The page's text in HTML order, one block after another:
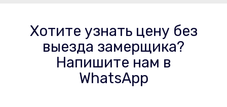
Хотите узнать цену без
выезда замерщика?
Напишите нам в
WhatsApp